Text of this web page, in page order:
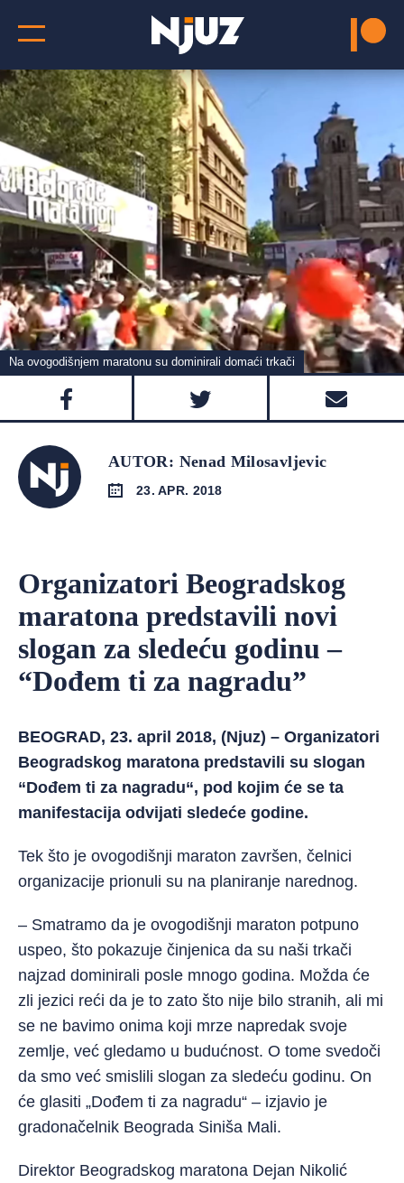
Na ovogodišnjem maratonu su dominirali domaći trkači
AUTOR: Nenad Milosavljevic
23. APR. 2018
Organizatori Beogradskog
maratona predstavili novi
slogan za sledeću godinu –
“Dođem ti za nagradu”
BEOGRAD, 23. april 2018, (Njuz) – Organizatori
Beogradskog maratona predstavili su slogan
“Dođem ti za nagradu“, pod kojim će se ta
manifestacija odvijati sledeće godine.
Tek što je ovogodišnji maraton završen, čelnici
organizacije prionuli su na planiranje narednog.
– Smatramo da je ovogodišnji maraton potpuno
uspeo, što pokazuje činjenica da su naši trkači
najzad dominirali posle mnogo godina. Možda će
zli jezici reći da je to zato što nije bilo stranih, ali mi
se ne bavimo onima koji mrze napredak svoje
zemlje, već gledamo u budućnost. O tome svedoči
da smo već smislili slogan za sledeću godinu. On
će glasiti „Dođem ti za nagradu“ – izjavio je
gradonačelnik Beograda Siniša Mali.
Direktor Beogradskog maratona Dejan Nikolić